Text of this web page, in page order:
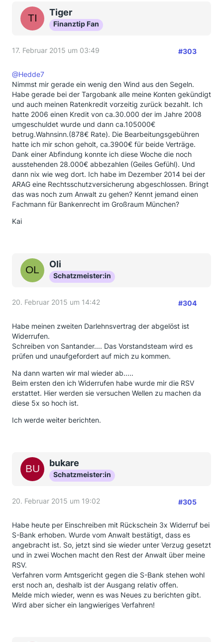
Tiger
Finanztip Fan
17. Februar 2015 um 03:49 #303
@Hedde7
Nimmst mir gerade ein wenig den Wind aus den Segeln.
Habe gerade bei der Targobank alle meine Konten gekündigt
und auch meinen Ratenkredit vorzeitig zurück bezahlt. Ich
hatte 2006 einen Kredit von ca.30.000 der im Jahre 2008
umgeschuldet wurde und dann ca.105000€
betrug.Wahnsinn.(878€ Rate). Die Bearbeitungsgebühren
hatte ich mir schon geholt, ca.3900€ für beide Verträge.
Dank einer Abfindung konnte ich diese Woche die noch
ausstehenden 28.000€ abbezahlen (Geiles Gefühl). Und
dann nix wie weg dort. Ich habe im Dezember 2014 bei der
ARAG eine Rechtsschutzversicherung abgeschlossen. Bringt
das was noch zum Anwalt zu gehen? Kennt jemand einen
Fachmann für Bankenrecht im Großraum München?
Kai
Oli
Schatzmeister:in
20. Februar 2015 um 14:42 #304
Habe meinen zweiten Darlehnsvertrag der abgelöst ist
Widerrufen.
Schreiben von Santander.... Das Vorstandsteam wird es
prüfen und unaufgefordert auf mich zu kommen.
Na dann warten wir mal wieder ab.....
Beim ersten den ich Widerrufen habe wurde mir die RSV
erstattet. Hier werden sie versuchen Wellen zu machen da
diese 5x so hoch ist.
Ich werde weiter berichten.
bukare
Schatzmeister:in
20. Februar 2015 um 19:02 #305
Habe heute per Einschreiben mit Rückschein 3x Widerruf bei
S-Bank erhoben. Wurde vom Anwalt bestätigt, dass es
angebracht ist. So, jetzt sind sie wieder unter Verzug gesetzt
und in zwei Wochen macht den Rest der Anwalt über meine
RSV.
Verfahren vorm Amtsgericht gegen die S-Bank stehen wohl
erst noch an, deshalb ist der Ausgang relativ offen.
Melde mich wieder, wenn es was Neues zu berichten gibt.
Wird aber sicher ein langwieriges Verfahren!